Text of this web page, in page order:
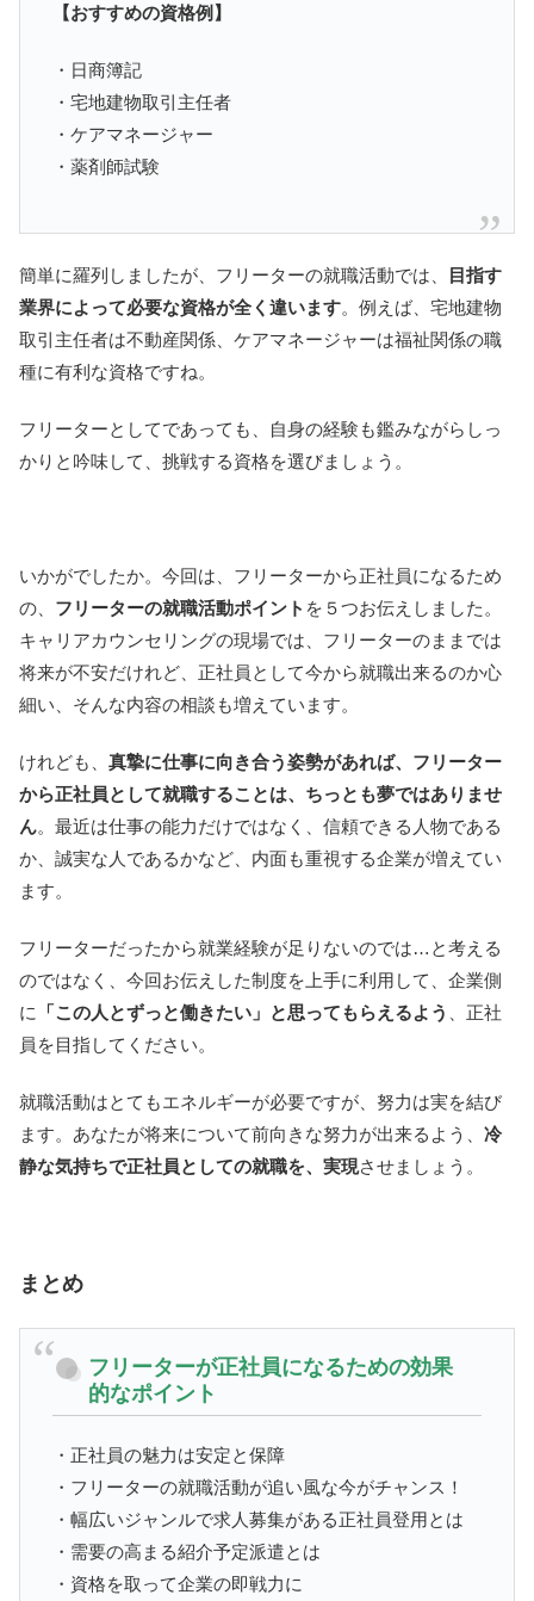
【おすすめの資格例】
・日商簿記
・宅地建物取引主任者
・ケアマネージャー
・薬剤師試験
簡単に羅列しましたが、フリーターの就職活動では、
目指す
業界によって必要な資格が全く違います。例えば、宅地建物
取引主任者は不動産関係、ケアマネージャーは福祉関係の職
種に有利な資格ですね。
フリーターとしてであっても、自身の経験も鑑みながらしっ
かりと吟味して、挑戦する資格を選びましょう。
いかがでしたか。今回は、フリーターから正社員になるため
の、 フリーターの就職活動ポイント を５つお伝えしました。
キャリアカウンセリングの現場では、フリーターのままでは
将来が不安だけれど、正社員として今から就職出来るのか心
細い、そんな内容の相談も増えています。
けれども、 真摯に仕事に向き合う姿勢があれば、フリーター
から正社員として就職することは、ちっとも夢ではありませ
ん。最近は仕事の能力だけではなく、信頼できる人物である
か、誠実な人であるかなど、内面も重視する企業が増えてい
ます。
フリーターだったから就業経験が足りないのでは…と考える
のではなく、今回お伝えした制度を上手に利用して、企業側
に
「この人とずっと働きたい」と思ってもらえるよう
、正社
員を目指してください。
就職活動はとてもエネルギーが必要ですが、努力は実を結び
ます。あなたが将来について前向きな努力が出来るよう、 冷
静な気持ちで正社員としての就職を、実現させましょう。
まとめ
フリーターが正社員になるための効果
的なポイント
・正社員の魅力は安定と保障
・フリーターの就職活動が追い風な今がチャンス！
・幅広いジャンルで求人募集がある正社員登用とは
・需要の高まる紹介予定派遣とは
・資格を取って企業の即戦力に